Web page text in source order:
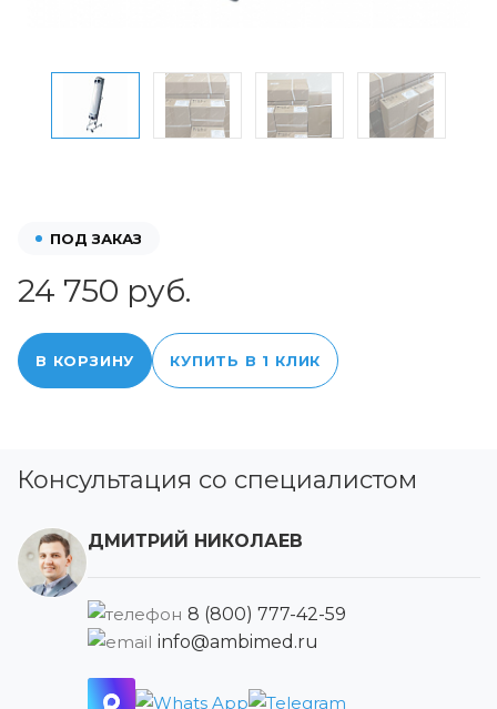
ПОД ЗАКАЗ
24 750 руб.
В КОРЗИНУ КУПИТЬ В 1 КЛИК
Консультация со специалистом
ДМИТРИЙ НИКОЛАЕВ
8 (800) 777-42-59
info@ambimed.ru